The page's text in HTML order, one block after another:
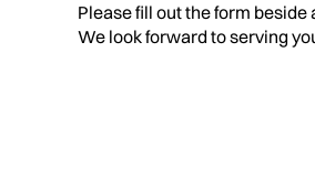
Please fill out the form
We look forward to serving